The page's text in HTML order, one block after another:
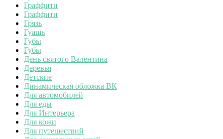
Граффити
Граффити
Грязь
Гуашь
Губы
Губы
День святого Валентина
Деревья
Детские
Динамическая обложка ВК
Для автомобилей
Для еды
Для Интерьера
Для кожи
Для путешествий